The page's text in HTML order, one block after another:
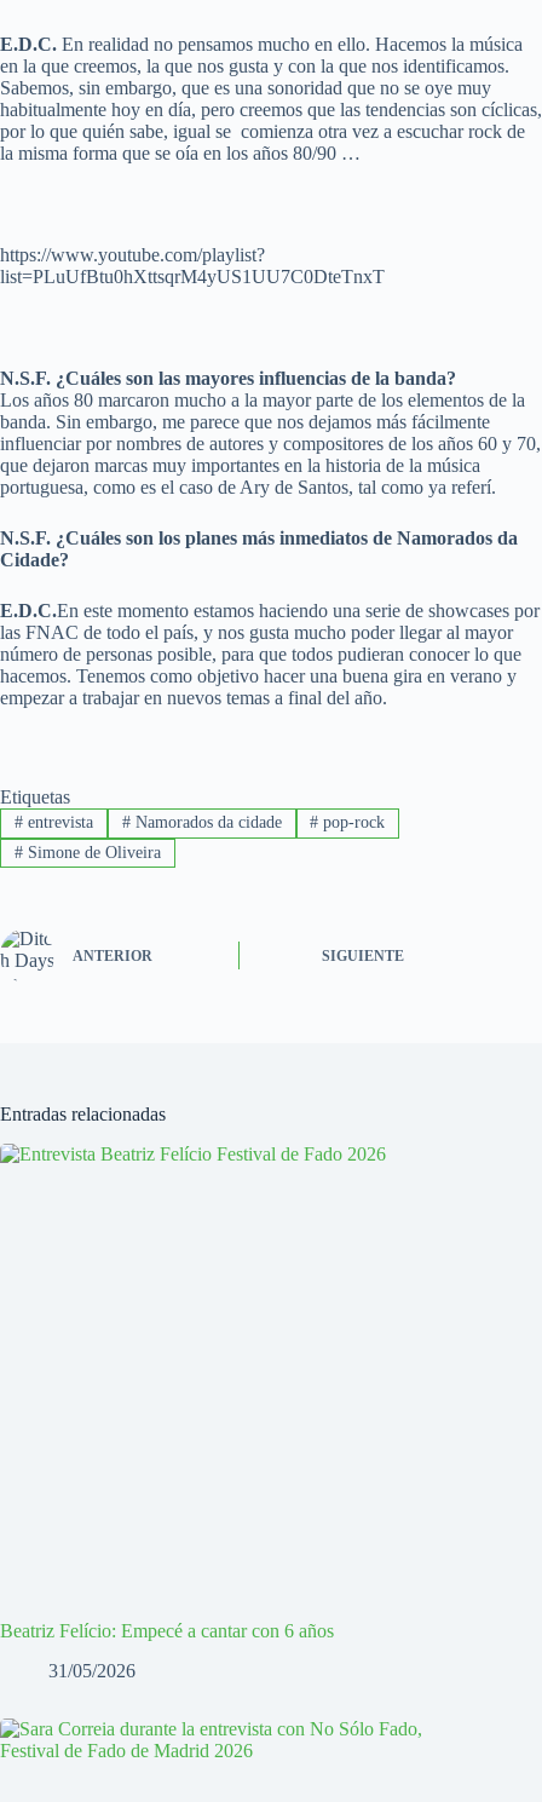
E.D.C. En realidad no pensamos mucho en ello. Hacemos la música
en la que creemos, la que nos gusta y con la que nos identificamos.
Sabemos, sin embargo, que es una sonoridad que no se oye muy
habitualmente hoy en día, pero creemos que las tendencias son cíclicas,
por lo que quién sabe, igual se comienza otra vez a escuchar rock de
la misma forma que se oía en los años 80/90 …
https://www.youtube.com/playlist?
list=PLuUfBtu0hXttsqrM4yUS1UU7C0DteTnxT
N.S.F. ¿Cuáles son las mayores influencias de la banda?
Los años 80 marcaron mucho a la mayor parte de los elementos de la
banda. Sin embargo, me parece que nos dejamos más fácilmente
influenciar por nombres de autores y compositores de los años 60 y 70,
que dejaron marcas muy importantes en la historia de la música
portuguesa, como es el caso de Ary de Santos, tal como ya referí.
N.S.F. ¿Cuáles son los planes más inmediatos de Namorados da
Cidade?
E.D.C.En este momento estamos haciendo una serie de showcases por
las FNAC de todo el país, y nos gusta mucho poder llegar al mayor
número de personas posible, para que todos pudieran conocer lo que
hacemos. Tenemos como objetivo hacer una buena gira en verano y
empezar a trabajar en nuevos temas a final del año.
Etiquetas
#entrevista #Namorados da cidade # pop-rock
#Simone de Oliveira
ANTERIOR SIGUIENTE
Entradas relacionadas
Beatriz Felício: Empecé a cantar con 6 años
31/05/2026